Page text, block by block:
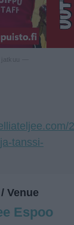
tanssi-
Venue
Espoo